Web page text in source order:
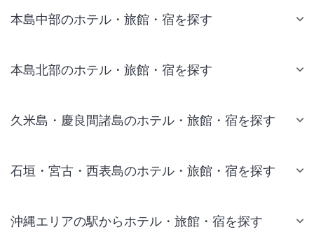
本島中部のホテル・旅館・宿を探す
本島北部のホテル・旅館・宿を探す
久米島・慶良間諸島のホテル・旅館・宿を探す
石垣・宮古・西表島のホテル・旅館・宿を探す
沖縄エリアの駅からホテル・旅館・宿を探す